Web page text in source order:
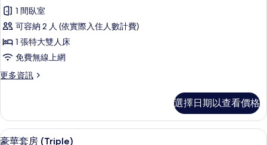
相
片
的
詳
示
豪
華
套
(Double)
所
有
相
1 間臥室
可容納 2 人 (依實際入住人數計費)
1 張特大雙人床
免費無線上網
更多資訊
更
套
房
(Double)
選擇日期以查看價格
顯
迷你吧、客房內保險箱、書桌、遮光
5
豪華套房 (Triple)